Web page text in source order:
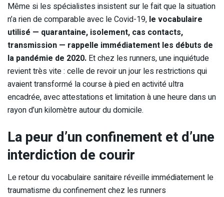
Même si les spécialistes insistent sur le fait que la situation
n’a rien de comparable avec le Covid-19, le vocabulaire
utilisé — quarantaine, isolement, cas contacts,
transmission — rappelle immédiatement les débuts de
la pandémie de 2020. Et chez les runners, une inquiétude
revient très vite : celle de revoir un jour les restrictions qui
avaient transformé la course à pied en activité ultra
encadrée, avec attestations et limitation à une heure dans un
rayon d’un kilomètre autour du domicile.
La peur d’un confinement et d’une
interdiction de courir
Le retour du vocabulaire sanitaire réveille immédiatement le
traumatisme du confinement chez les runners